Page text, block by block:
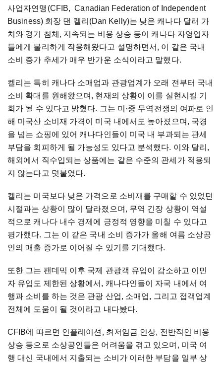
사업자연맹(CFIB, Canadian Federation of Independent
Business) 회장 댄 켈리(Dan Kelly)는 낮은 캐나다 달러 가
치와 경기 침체, 지속되는 비용 상승 등이 캐나다 자영업자
들에게 불리하게 작용해왔다고 설명하면서, 이 같은 국내
소비 증가 추세가 매우 반가운 소식이라고 말했다.
켈리는 특히 캐나다 소매업과 관광업계가 오래 전부터 국내
소비 확대를 원해왔으며, 현재의 상황이 이를 실현시킬 기
회가 될 수 있다고 밝혔다. 그는 미·중 무역전쟁의 여파로 인
해 미국산 소비재 가격이 미국 내에서도 높아졌으며, 국경
을 넘는 쇼핑에 있어 캐나다인들이 미국 내 부과되는 관세
부담을 회피하게 될 가능성도 있다고 분석했다. 이와 달리,
해외에서 직수입되는 상품에는 같은 수준의 관세가 적용되
지 않는다고 덧붙였다.
켈리는 미국보다 낮은 가격으로 소비재를 구매할 수 있었던
시절과는 상황이 많이 달라졌으며, 무역 긴장 상황이 역설
적으로 캐나다 내수 경제에 긍정적 영향을 미칠 수 있다고
평가했다. 그는 이 같은 국내 소비 증가가 올해 여름 소상공
인의 매출 증가로 이어질 수 있기를 기대했다.
또한 그는 팬데믹 이후 국제 관광객 유입이 감소하고 이민
자 유입도 제한된 상황에서, 캐나다인들이 자국 내에서 여
행과 소비를 하는 것은 관광 산업, 소매업, 그리고 접객업계
전체에 도움이 될 것이라고 내다봤다.
CFIB에 따르면 인플레이션, 최저임금 인상, 전반적인 비용
상승 등으로 소상공인들은 어려움을 겪고 있으며, 미국 여
행 대신 국내에서 지출되는 소비가 이러한 부담을 일부 상